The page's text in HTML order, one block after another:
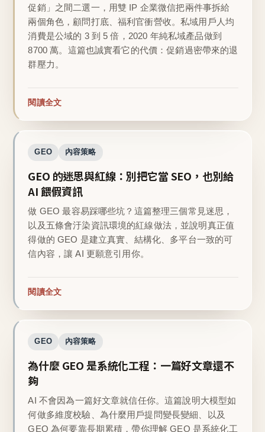
促銷」之間二選一，用雙 IP 企業微信把兩件事拆給
兩個角色，顧問打底、福利官衝營收。私域用戶人均
消費是公域的 3 到 5 倍，2020 年純私域產品做到
8700 萬。這篇也誠實看它的代價：促銷過密帶來的退
群壓力。
閱讀全文
GEO 內容策略
GEO 的迷思與紅線：別把它當 SEO，也別給
AI 餵假資訊
做 GEO 最容易踩哪些坑？這篇整理三個常見迷思，
以及五條會汙染資訊環境的紅線做法，並說明真正值
得做的 GEO 是建立真實、結構化、多平台一致的可
信內容，讓 AI 更願意引用你。
閱讀全文
GEO 內容策略
為什麼 GEO 是系統化工程：一篇好文章還不
夠
AI 不會因為一篇好文章就信任你。這篇說明大模型如
何做多維度校驗、為什麼用戶提問變長變細、以及
GEO 為何要靠長期累積，帶你理解 GEO 是系統化工